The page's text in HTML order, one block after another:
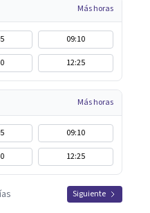
Más horas
09:10
12:25
Más horas
09:10
12:25
Siguiente